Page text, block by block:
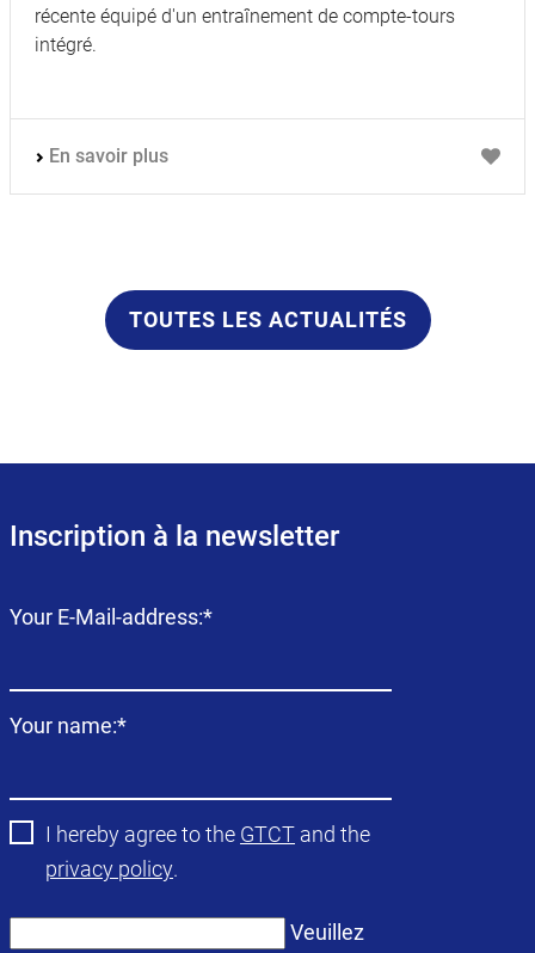
récente équipé d'un entraînement de compte-tours
intégré.
En savoir plus
TOUTES LES ACTUALITÉS
Inscription à la newsletter
Champ
Your E-Mail-address:*
Champ
Your name:*
I hereby agree to the GTCT and the
privacy policy.
Veuillez